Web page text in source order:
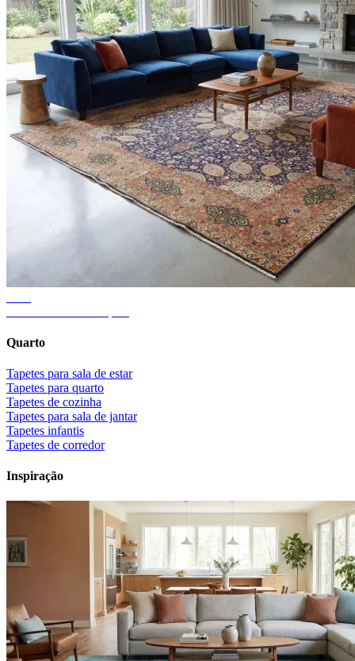
Quarto
Tapetes para sala de estar
Tapetes para quarto
Tapetes de cozinha
Tapetes para sala de jantar
Tapetes infantis
Tapetes de corredor
Inspiração